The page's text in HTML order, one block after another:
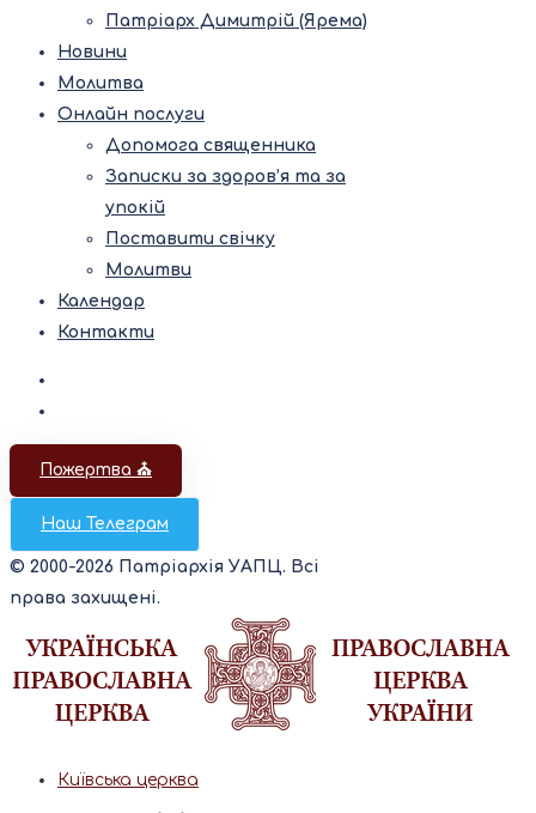
Патріарх Димитрій (Ярема)
Новини
Молитва
Онлайн послуги
Допомога священника
Записки за здоров’я та за
упокій
Поставити свічку
Молитви
Календар
Контакти
Пожертва ⛪️
Наш Телеграм
© 2000-2026 Патріархія УАПЦ. Всі
права захищені.
Київська церква